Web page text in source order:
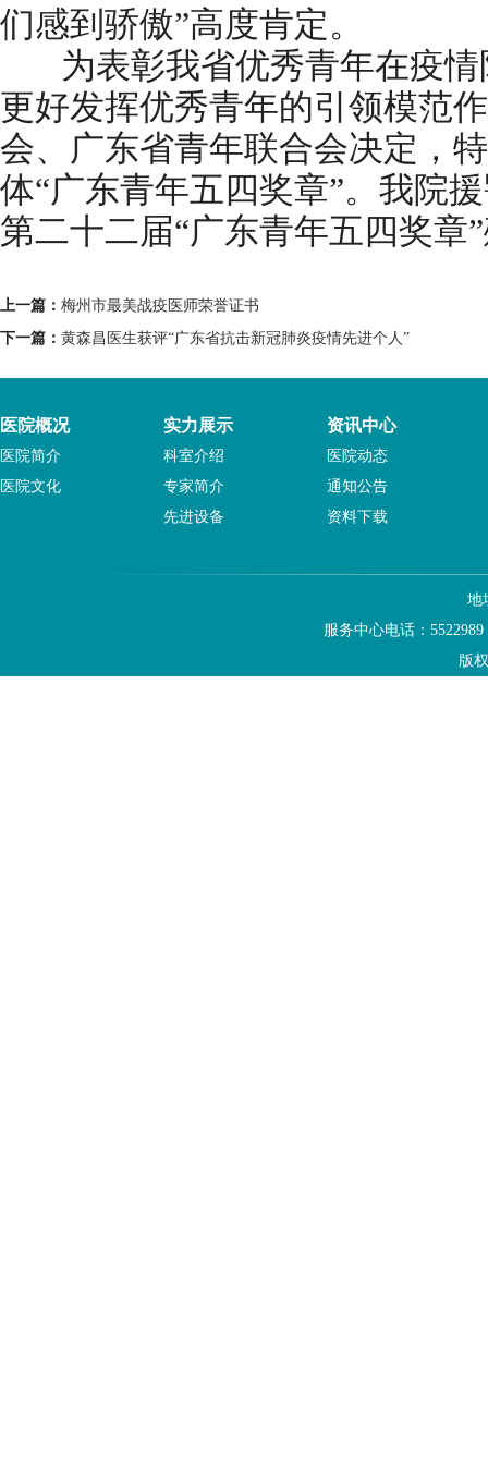
们感到骄傲”高度肯定。
为表彰我省优秀青年在疫情
更好发挥优秀青年的引领模范
会、广东省青年联合会决定，
体“广东青年五四奖章”。我院
第二十二届“广东青年五四奖章
上一篇： 梅州市最美战疫医师荣誉证书
下一篇： 黄森昌医生获评“广东省抗击新冠肺炎疫情先进个人”
医院概况
医院简介
医院文化
实力展示
科室介绍
专家简介
先进设备
资讯中心
医院动态
通知公告
资料下载
地
服务中心电话：
版